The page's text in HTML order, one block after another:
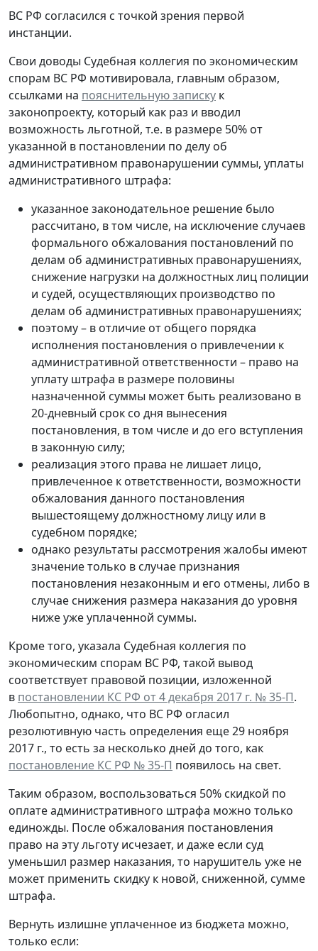
ВС РФ согласился с точкой зрения первой
инстанции.
Свои доводы Судебная коллегия по экономическим
спорам ВС РФ мотивировала, главным образом,
ссылками на пояснительную записку к
законопроекту, который как раз и вводил
возможность льготной, т.е. в размере 50% от
указанной в постановлении по делу об
административном правонарушении суммы, уплаты
административного штрафа:
указанное законодательное решение было
рассчитано, в том числе, на исключение случаев
формального обжалования постановлений по
делам об административных правонарушениях,
снижение нагрузки на должностных лиц полиции
и судей, осуществляющих производство по
делам об административных правонарушениях;
поэтому – в отличие от общего порядка
исполнения постановления о привлечении к
административной ответственности – право на
уплату штрафа в размере половины
назначенной суммы может быть реализовано в
20-дневный срок со дня вынесения
постановления, в том числе и до его вступления
в законную силу;
реализация этого права не лишает лицо,
привлеченное к ответственности, возможности
обжалования данного постановления
вышестоящему должностному лицу или в
судебном порядке;
однако результаты рассмотрения жалобы имеют
значение только в случае признания
постановления незаконным и его отмены, либо в
случае снижения размера наказания до уровня
ниже уже уплаченной суммы.
Кроме того, указала Судебная коллегия по
экономическим спорам ВС РФ, такой вывод
соответствует правовой позиции, изложенной
в постановлении КС РФ от 4 декабря 2017 г. № 35-П.
Любопытно, однако, что ВС РФ огласил
резолютивную часть определения еще 29 ноября
2017 г., то есть за несколько дней до того, как
постановление КС РФ № 35-П появилось на свет.
Таким образом, воспользоваться 50% скидкой по
оплате административного штрафа можно только
единожды. После обжалования постановления
право на эту льготу исчезает, и даже если суд
уменьшил размер наказания, то нарушитель уже не
может применить скидку к новой, сниженной, сумме
штрафа.
Вернуть излишне уплаченное из бюджета можно,
только если: